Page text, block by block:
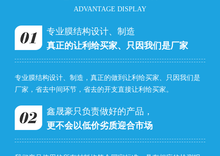
ADVANTAGE DISPLAY
专业膜结构设计、制造
真正的让利给买家、只因我们是厂家
专业膜结构设计、制造，真正的做到让利给买家、只因我们是
厂家，省去中间环节，省去的开支直接让利给买家。
鑫晟豪只负责做好的产品，
更不会以低价劣质迎合市场